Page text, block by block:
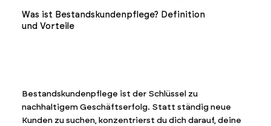
Was ist Bestandskundenpflege? Definition
und Vorteile
Bestandskundenpflege ist der Schlüssel zu
nachhaltigem Geschäftserfolg. Statt ständig neue
Kunden zu suchen, konzentrierst du dich darauf, deine